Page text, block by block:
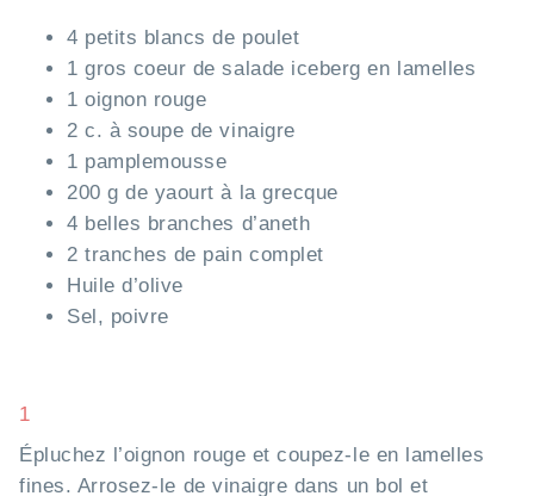
4 petits blancs de poulet
1 gros coeur de salade iceberg en lamelles
1 oignon rouge
2 c. à soupe de vinaigre
1 pamplemousse
200 g de yaourt à la grecque
4 belles branches d’aneth
2 tranches de pain complet
Huile d’olive
Sel, poivre
1
Épluchez l’oignon rouge et coupez-le en lamelles
fines. Arrosez-le de vinaigre dans un bol et